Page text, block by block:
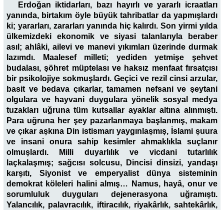
Erdoğan iktidarları, bazı hayırlı ve yararlı icraatları
yanında, birtakım öyle büyük tahribatlar da yapmışlardı
ki; yararları, zararları yanında hiç kalırdı. Son yirmi yılda
ülkemizdeki ekonomik ve siyasi talanlarıyla beraber
asıl; ahlâki, ailevi ve manevi yıkımları üzerinde durmak
lazımdı. Maalesef milleti; yediden yetmişe şehvet
budalası, şöhret müptelası ve haksız menfaat fırsatçısı
bir psikolojiye sokmuşlardı. Geçici ve rezil cinsi arzular,
basit ve bedava çıkarlar, tamamen nefsani ve şeytani
olgulara ve hayvani duygulara yönelik sosyal medya
tuzakları uğruna tüm kutsallar ayaklar altına alınmıştı.
Para uğruna her şey pazarlanmaya başlanmış, makam
ve çıkar aşkına Din istismarı yaygınlaşmış, İslami şuura
ve insani onura sahip kesimler ahmaklıkla suçlanır
olmuşlardı. Milli duyarlılık ve vicdani tutarlılık
laçkalaşmış; sağcısı solcusu, Dincisi dinsizi, yandaşı
karşıtı, Siyonist ve emperyalist dünya sisteminin
demokrat köleleri halini almış… Namus, hayâ, onur ve
sorumluluk duyguları dejenerasyona uğramıştı.
Yalancılık, palavracılık, iftiracılık, riyakârlık, sahtekârlık,